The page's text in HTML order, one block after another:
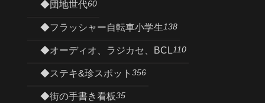
◆団地世代60
◆フラッシャー自転車小学生138
◆オーディオ、ラジカセ、BCL110
◆ステキ&珍スポット 356
◆街の手書き看板35